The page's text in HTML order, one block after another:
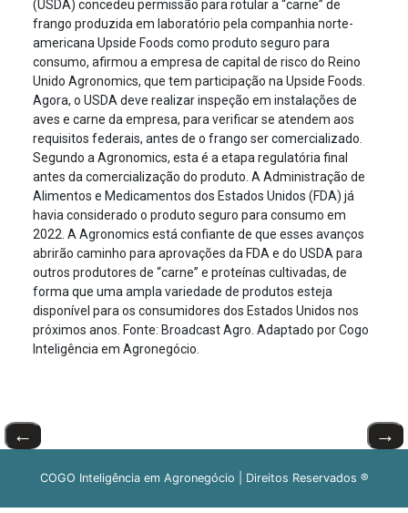
(USDA) concedeu permissão para rotular a “carne” de
frango produzida em laboratório pela companhia norte-
americana Upside Foods como produto seguro para
consumo, afirmou a empresa de capital de risco do Reino
Unido Agronomics, que tem participação na Upside Foods.
Agora, o USDA deve realizar inspeção em instalações de
aves e carne da empresa, para verificar se atendem aos
requisitos federais, antes de o frango ser comercializado.
Segundo a Agronomics, esta é a etapa regulatória final
antes da comercialização do produto. A Administração de
Alimentos e Medicamentos dos Estados Unidos (FDA) já
havia considerado o produto seguro para consumo em
2022. A Agronomics está confiante de que esses avanços
abrirão caminho para aprovações da FDA e do USDA para
outros produtores de “carne” e proteínas cultivadas, de
forma que uma ampla variedade de produtos esteja
disponível para os consumidores dos Estados Unidos nos
próximos anos. Fonte: Broadcast Agro. Adaptado por Cogo
Inteligência em Agronegócio.
← →
COGO Inteligência em Agronegócio | Direitos Reservados ®